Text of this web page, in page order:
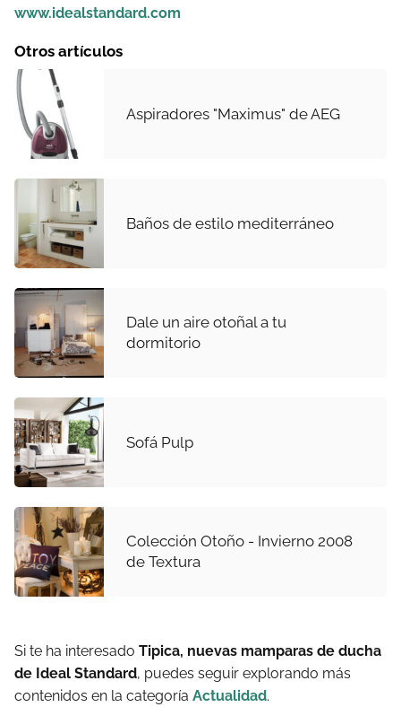
www.idealstandard.com
Otros artículos
Aspiradores "Maximus" de AEG
Baños de estilo mediterráneo
Dale un aire otoñal a tu
dormitorio
Sofá Pulp
Colección Otoño - Invierno 2008
de Textura
Si te ha interesado Tipica, nuevas mamparas de ducha
de Ideal Standard, puedes seguir explorando más
contenidos en la categoría Actualidad.